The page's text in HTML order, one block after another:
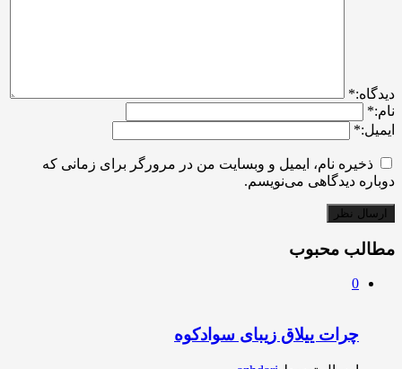
ديدگاه:*
نام:*
ایمیل:*
ذخیره نام، ایمیل و وبسایت من در مرورگر برای زمانی که
دوباره دیدگاهی می‌نویسم.
مطالب محبوب
0
چرات ییلاق زیبای سوادکوه